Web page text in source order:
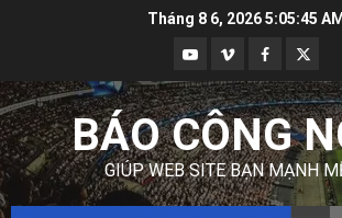
Tháng 8 6, 20265:05:47 AM
YoutubeVimeoFacebook
Twitter
BÁO CÔNG
GIÚP WEB SITE BẠN MẠNH